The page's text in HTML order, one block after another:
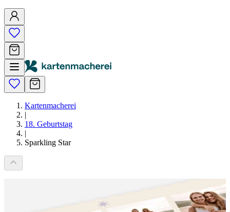
Kartenmacherei
|
18. Geburtstag
|
Sparkling Star